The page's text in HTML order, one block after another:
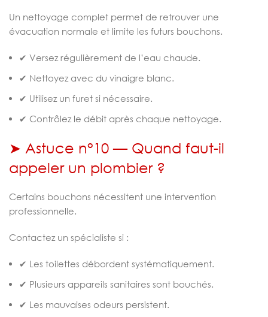
Un nettoyage complet permet de retrouver une
évacuation normale et limite les futurs bouchons.
✔ Versez régulièrement de l’eau chaude.
✔ Nettoyez avec du vinaigre blanc.
✔ Utilisez un furet si nécessaire.
✔ Contrôlez le débit après chaque nettoyage.
➤ Astuce n°10 — Quand faut-il
appeler un plombier ?
Certains bouchons nécessitent une intervention
professionnelle.
Contactez un spécialiste si :
✔ Les toilettes débordent systématiquement.
✔ Plusieurs appareils sanitaires sont bouchés.
✔ Les mauvaises odeurs persistent.